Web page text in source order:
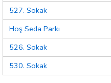
527. Sokak
Hoş Seda Parkı
526. Sokak
530. Sokak